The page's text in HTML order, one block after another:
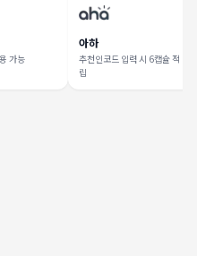
가능
아하
추천인코드 입력 시 6캡슐 적
립